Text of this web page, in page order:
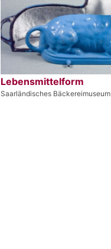
Lebensmittelform
Saarländisches Bäckereimuseum